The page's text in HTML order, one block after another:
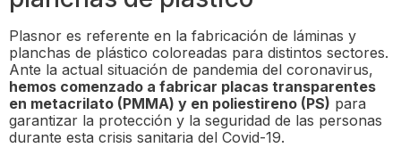
Plasnor es referente en la fabricación de láminas y
planchas de plástico coloreadas para distintos sectores.
Ante la actual situación de pandemia del coronavirus,
hemos comenzado a fabricar placas transparentes
en metacrilato (PMMA) y en poliestireno (PS) para
garantizar la protección y la seguridad de las personas
durante esta crisis sanitaria del Covid-19.